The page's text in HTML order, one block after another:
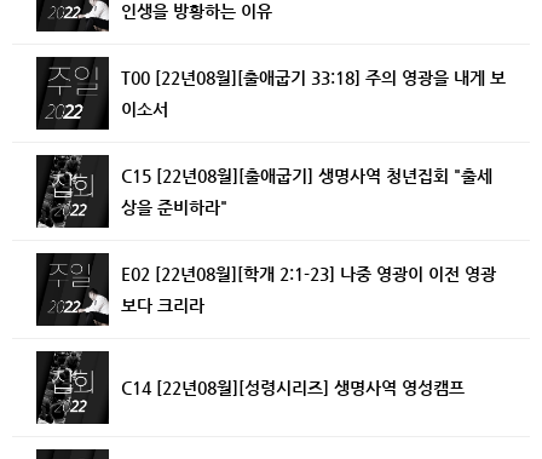
인생을 방황하는 이유
T00 [22년08월][출애굽기 33:18] 주의 영광을 내게 보
이소서
C15 [22년08월][출애굽기] 생명사역 청년집회 "출세
상을 준비하라"
E02 [22년08월][학개 2:1-23] 나중 영광이 이전 영광
보다 크리라
C14 [22년08월][성령시리즈] 생명사역 영성캠프